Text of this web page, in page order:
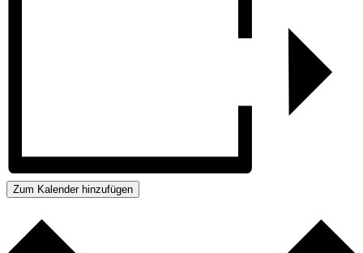
Zum Kalender hinzufügen